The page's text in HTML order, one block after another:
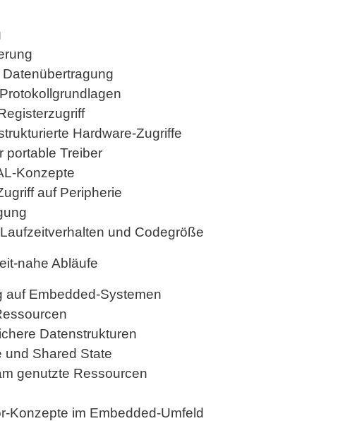
Hardware-Zugriffe
portable Treiber
Konzepte
auf Peripherie
und Codegröße
nahe Abläufe
auf Embedded-Systemen
Datenstrukturen
und Shared State
genutzte Ressourcen
Konzepte im Embedded-Umfeld